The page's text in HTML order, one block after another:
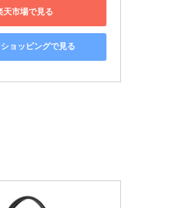
天市場で見る
ョッピングで見る